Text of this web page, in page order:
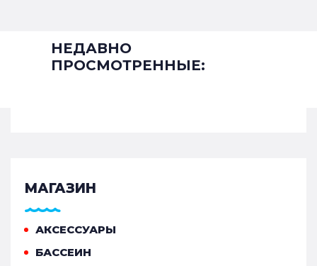
НЕДАВНО
ПРОСМОТРЕННЫЕ:
МАГАЗИН
АКСЕССУАРЫ
БАССЕИН